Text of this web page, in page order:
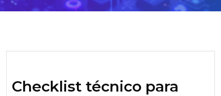
Checklist técnico para